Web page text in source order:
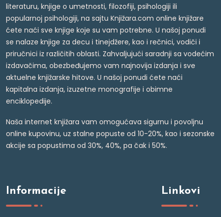
literaturu, knjige o umetnosti, filozofiji, psihologiji ili
popularnoj psihologiji, na sajtu Knjižara.com online knjižare
ćete naći sve knjige koje su vam potrebne. U našoj ponudi
se nalaze knjige za decu i tinejdžere, kao i rečnici, vodiči i
priručnici iz različitih oblasti. Zahvaljujući saradnji sa vodećim
izdavačima, obezbeđujemo vam najnovija izdanja i sve
aktuelne knjižarske hitove. U našoj ponudi ćete naći
kapitalna izdanja, izuzetne monografije i obimne
enciklopedije.
Naša internet knjižara vam omogućava sigurnu i povoljnu
online kupovinu, uz stalne popuste od 10-20%, kao i sezonske
akcije sa popustima od 30%, 40%, pa čak i 50%.
Informacije Linkovi